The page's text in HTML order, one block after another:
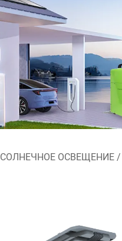
СОЛНЕЧНОЕ ОСВЕЩЕНИЕ /